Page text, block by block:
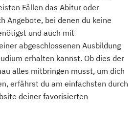
Fällen das Abitur oder
Angebote, bei denen du keine
und auch mit
abgeschlossenen Ausbildung
erhalten kannst. Ob dies der
alles mitbringen musst, um dich
erfährst du am einfachsten durch
deiner favorisierten